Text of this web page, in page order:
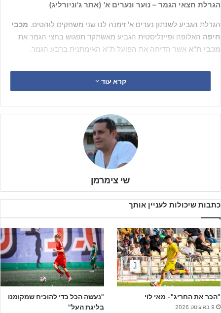
הגרלת חצאי הגמר – נוער ונערים א' (אתר ג'וניורליג)
הגרלת הגביע לשנתון נערים א' זימנה לנו שני משחקים לוהטים. מכבי
חיפה האלופה ופיינליסטית הגביע מאשתקד תפגוש בחצי הגמר את
מכבי ת"א אשר הדיחה את הפועל ת"א האימתנית ברבע הגמר.
בני יהודה ת"אאשר הדיחה את מכבי נתניה, תפגוש אתהפועל רעננה
שהדיחה את בית"ר ירושלים. השתיים נפגשו במחזור האחרון בליגת העל
חצאי גמר הגביע לשנתון נערים א' יערכו ביום חמישי ה-
משחק הגמר ייערך ביום שלישי ה-26/4באצטדיון המושבה.
ספורט ישיר – רשת מובילה בארץ לציוד כדורגל מקצועי (לחצו על
הבאנר למעבר לאתר ספורט ישיר)
בחצאי הגמר לנוער, מחזיקת הגביע מ.ס אשדוד
אשר הדיחה ברבע
הגמר את בית"ר ירושלים, תפגוש בדרכה להגן על התואר אתמכבי ת"א
האיכותית בחצי הגמר.מכבי נתניה
הסינדרלה של רבע הגמר אשר
הדיחה את האלופה מכבי חיפה, תפגוש אתמכבי פ"ת הפיינליסטית
מאשתקד.
קרא עוד
שי צימרמן
כתבות שיכולות לעניין אותך
"הכר את החריג"- מאי לוי
9 באוגוסט 2026
"נעשה הכל כדי להוכיח שמקומנו
בליגת העל"